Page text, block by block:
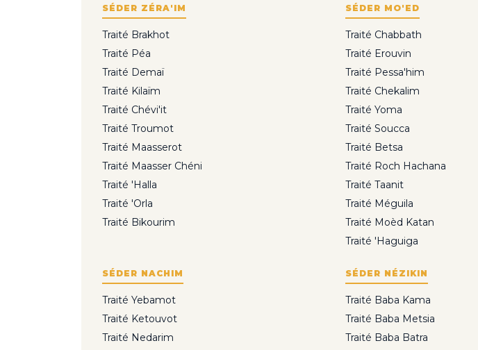
SÉDER ZÉRA'IM
Traité Brakhot
Traité Péa
Traité Demaï
Traité Kilaïm
Traité Chévi'it
Traité Troumot
Traité Maasserot
Traité Maasser Chéni
Traité 'Halla
Traité 'Orla
Traité Bikourim
SÉDER MO'ED
Traité Chabbath
Traité Erouvin
Traité Pessa'him
Traité Chekalim
Traité Yoma
Traité Soucca
Traité Betsa
Traité Roch Hachana
Traité Taanit
Traité Méguila
Traité Moèd Katan
Traité 'Haguiga
SÉDER NACHIM
Traité Yebamot
Traité Ketouvot
Traité Nedarim
SÉDER NÉZIKIN
Traité Baba Kama
Traité Baba Metsia
Traité Baba Batra